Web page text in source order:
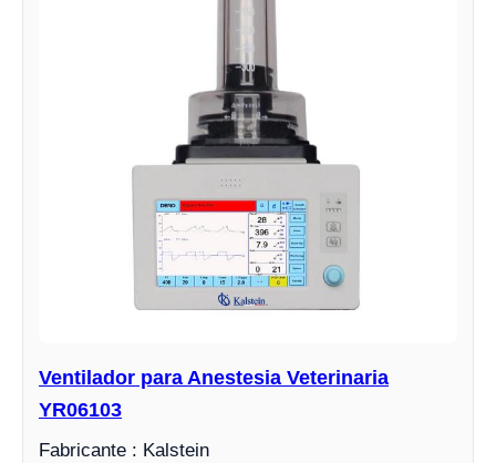
Ventilador para Anestesia Veterinaria
YR06103
Fabricante : Kalstein